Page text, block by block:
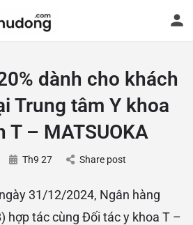
dành cho khách
Trung tâm Y khoa
T – MATSUOKA
Th9 27 Share post
31/12/2024, Ngân hàng
hợp tác cùng Đối tác y khoa T –